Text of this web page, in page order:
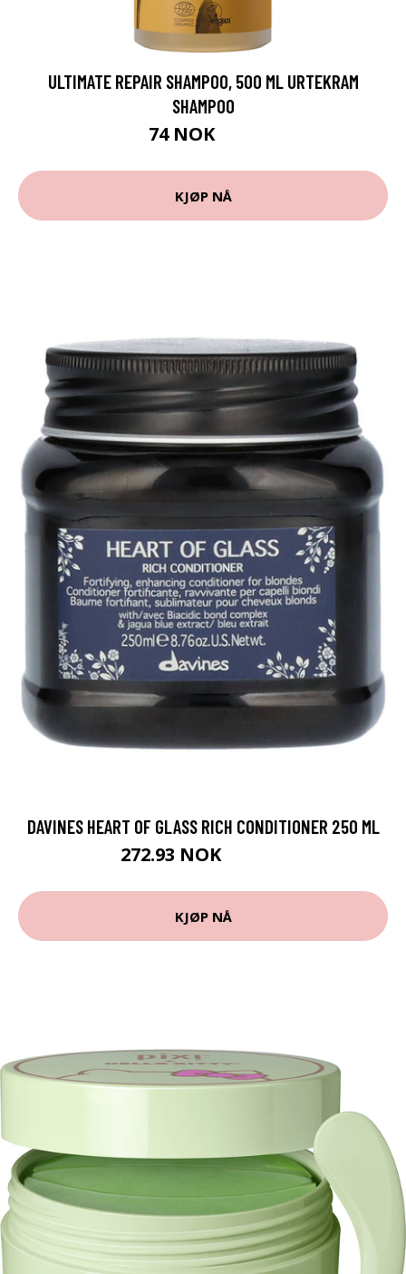
ULTIMATE REPAIR SHAMPOO, 500 ML URTEKRAM
SHAMPOO
74 NOK
KJØP NÅ
DAVINES HEART OF GLASS RICH CONDITIONER 250 ML
272.93 NOK
KJØP NÅ